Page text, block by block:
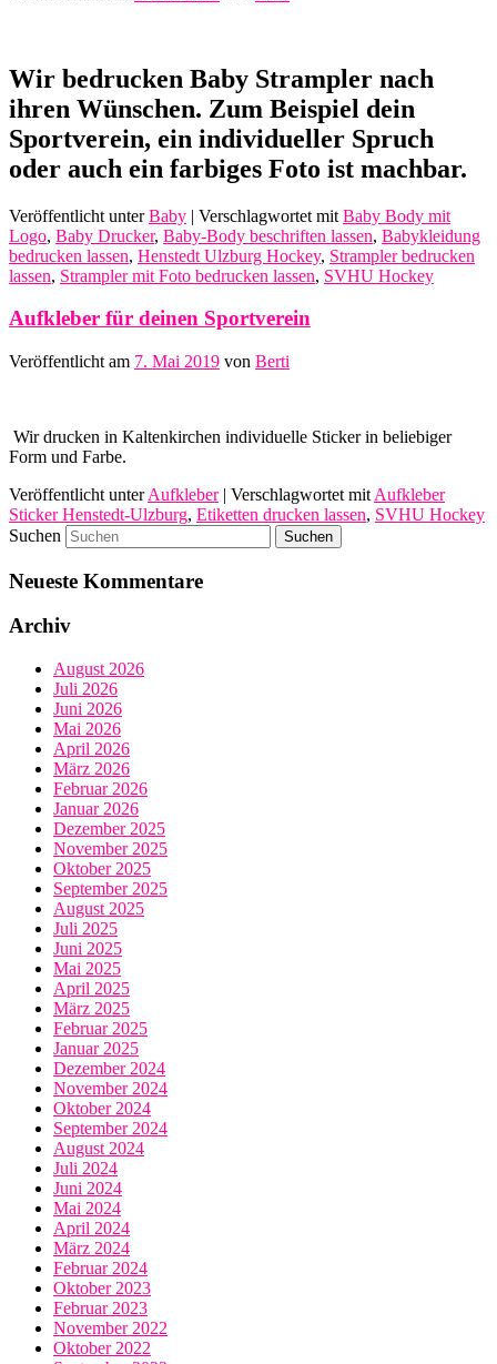
Wir bedrucken Baby Strampler nach
ihren Wünschen. Zum Beispiel dein
Sportverein, ein individueller Spruch
oder auch ein farbiges Foto ist machbar.
Veröffentlicht unter Baby | Verschlagwortet mit Baby Body mit
Logo, Baby Drucker, Baby-Body beschriften lassen, Babykleidung
bedrucken lassen, Henstedt Ulzburg Hockey, Strampler bedrucken
lassen, Strampler mit Foto bedrucken lassen, SVHU Hockey
Aufkleber für deinen Sportverein
Veröffentlicht am 7. Mai 2019 von Berti
Wir drucken in Kaltenkirchen individuelle Sticker in beliebiger
Form und Farbe.
Veröffentlicht unter Aufkleber | Verschlagwortet mit Aufkleber
Sticker Henstedt-Ulzburg, Etiketten drucken lassen, SVHU Hockey
Suchen
Neueste Kommentare
Archiv
August 2026
Juli 2026
Juni 2026
Mai 2026
April 2026
März 2026
Februar 2026
Januar 2026
Dezember 2025
November 2025
Oktober 2025
September 2025
August 2025
Juli 2025
Juni 2025
Mai 2025
April 2025
März 2025
Februar 2025
Januar 2025
Dezember 2024
November 2024
Oktober 2024
September 2024
August 2024
Juli 2024
Juni 2024
Mai 2024
April 2024
März 2024
Februar 2024
Oktober 2023
Februar 2023
November 2022
Oktober 2022